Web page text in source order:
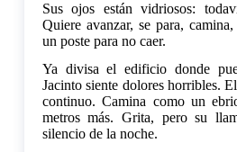
Sus ojos están vidriosos:
Quiere avanzar, se para,
un poste para no caer.
Ya divisa el edificio donde
Jacinto siente dolores horribles.
continuo. Camina como un
metros más. Grita, pero su
silencio de la noche.